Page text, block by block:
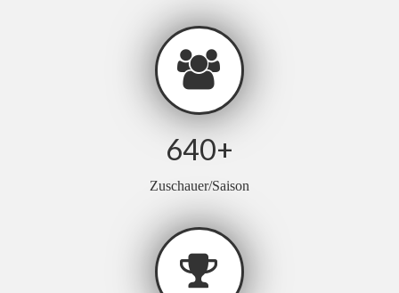
640+
Zuschauer/Saison